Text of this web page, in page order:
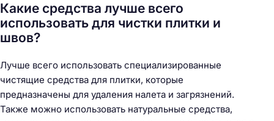
Какие средства лучше всего
использовать для чистки плитки и
швов?
Лучше всего использовать специализированные
чистящие средства для плитки, которые
предназначены для удаления налета и загрязнений.
Также можно использовать натуральные средства,